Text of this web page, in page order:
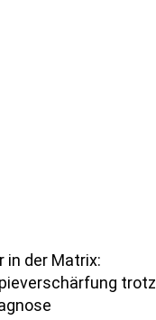
in der Matrix:
trotz